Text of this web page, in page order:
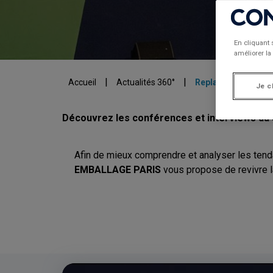
Accueil | Actualités 360° | Replay conférences
Découvrez les conférences et interviews du
Afin de mieux comprendre et analyser les
EMBALLAGE PARIS vous propose de revivre
Video
En cliquant
améliorer la
Je